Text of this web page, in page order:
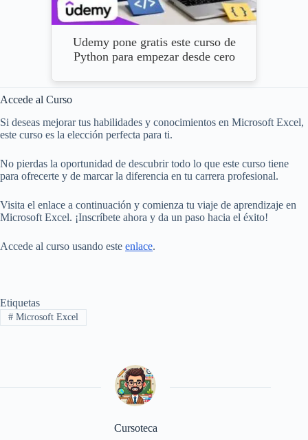
Udemy pone gratis este curso de
Python para empezar desde cero
Accede al Curso
Si deseas mejorar tus habilidades y conocimientos en Microsoft Excel,
este curso es la elección perfecta para ti.
No pierdas la oportunidad de descubrir todo lo que este curso tiene
para ofrecerte y de marcar la diferencia en tu carrera profesional.
Visita el enlace a continuación y comienza tu viaje de aprendizaje en
Microsoft Excel. ¡Inscríbete ahora y da un paso hacia el éxito!
Accede al curso usando este enlace.
Etiquetas
#Microsoft Excel
Cursoteca